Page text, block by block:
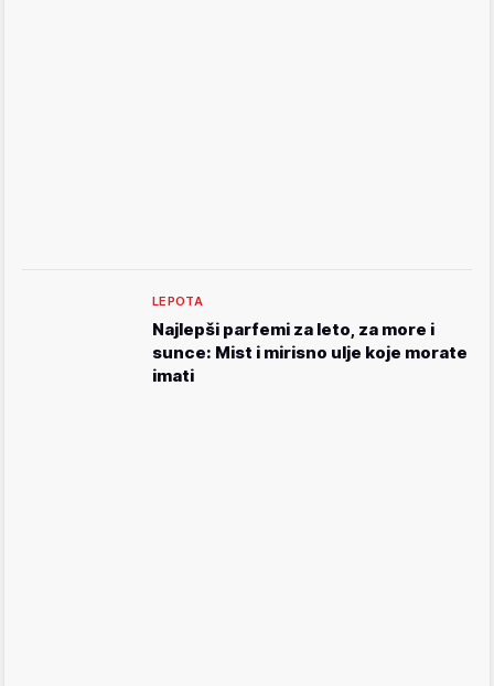
LEPOTA
Najlepši parfemi za leto, za more i
sunce: Mist i mirisno ulje koje morate
imati